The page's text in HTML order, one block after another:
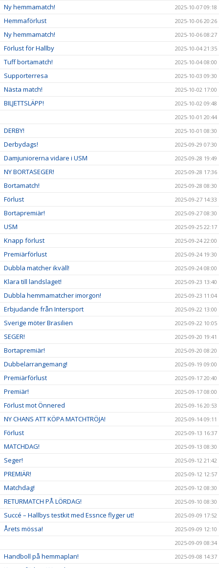
Ny hemmamatch! 2025-10-07 09:18
Hemmaförlust 2025-10-06 20:26
Ny hemmamatch! 2025-10-06 08:27
Förlust för Hallby 2025-10-04 21:35
Tuff bortamatch! 2025-10-04 08:00
Supporterresa 2025-10-03 09:30
Nästa match! 2025-10-02 17:00
BILJETTSLÄPP!
2025-10-02 09:48
2025-10-01 20:44
DERBY! 2025-10-01 08:30
Derbydags! 2025-09-29 07:30
Damjuniorerna vidare i USM 2025-09-28 19:49
NY BORTASEGER! 2025-09-28 17:36
Bortamatch! 2025-09-28 08:30
Förlust 2025-09-27 14:33
Bortapremiär! 2025-09-27 08:30
USM 2025-09-25 22:17
Knapp förlust 2025-09-24 22:00
Premiärförlust 2025-09-24 19:30
Dubbla matcher ikväll! 2025-09-24 08:00
Klara till landslaget! 2025-09-23 13:40
Dubbla hemmamatcher imorgon! 2025-09-23 11:04
Erbjudande från Intersport 2025-09-22 13:00
Sverige möter Brasilien 2025-09-22 10:05
SEGER! 2025-09-20 19:41
Bortapremiär! 2025-09-20 08:20
Dubbelarrangemang! 2025-09-19 09:00
Premiärförlust 2025-09-17 20:40
Premiär! 2025-09-17 08:00
Förlust mot Önnered 2025-09-16 20:53
NY CHANS ATT KÖPA MATCHTRÖJA! 2025-09-14 09:11
Förlust 2025-09-13 16:37
MATCHDAG! 2025-09-13 08:30
Seger! 2025-09-12 21:42
PREMIÄR! 2025-09-12 12:57
Matchdag! 2025-09-12 08:30
RETURMATCH PÅ LÖRDAG! 2025-09-10 08:30
Succé – Hallbys testkit med Essnce flyger ut! 2025-09-09 17:52
Årets mössa!
2025-09-09 12:10
2025-09-09 08:34
Handboll på hemmaplan! 2025-09-08 14:37